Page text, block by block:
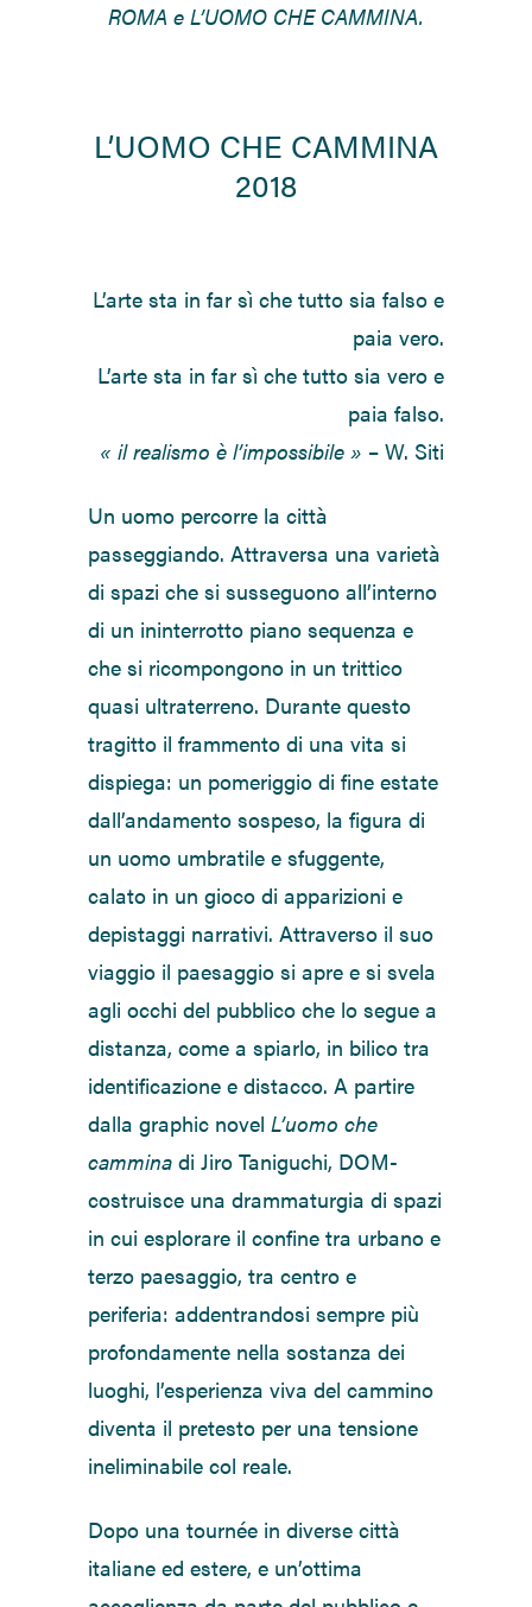
ROMA e L’UOMO CHE CAMMINA.
L’UOMO CHE CAMMINA
2018
L’arte sta in far sì che tutto sia falso e
paia vero.
L’arte sta in far sì che tutto sia vero e
paia falso.
« il realismo è l’impossibile » – W. Siti
Un uomo percorre la città
passeggiando. Attraversa una varietà
di spazi che si susseguono all’interno
di un ininterrotto piano sequenza e
che si ricompongono in un trittico
quasi ultraterreno. Durante questo
tragitto il frammento di una vita si
dispiega: un pomeriggio di fine estate
dall’andamento sospeso, la figura di
un uomo umbratile e sfuggente,
calato in un gioco di apparizioni e
depistaggi narrativi. Attraverso il suo
viaggio il paesaggio si apre e si svela
agli occhi del pubblico che lo segue a
distanza, come a spiarlo, in bilico tra
identificazione e distacco. A partire
dalla graphic novel L’uomo che
cammina di Jiro Taniguchi, DOM-
costruisce una drammaturgia di spazi
in cui esplorare il confine tra urbano e
terzo paesaggio, tra centro e
periferia: addentrandosi sempre più
profondamente nella sostanza dei
luoghi, l’esperienza viva del cammino
diventa il pretesto per una tensione
ineliminabile col reale.
Dopo una tournée in diverse città
italiane ed estere, e un’ottima